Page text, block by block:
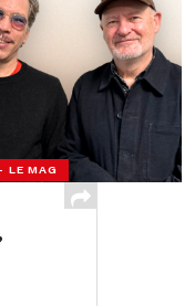
LE MAG